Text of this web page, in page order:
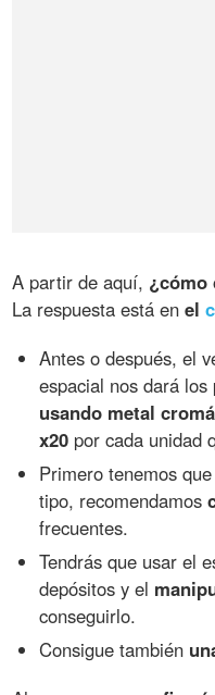
A partir de aquí, ¿cómo
La respuesta está enel
Antes o después, el
espacial nos dará
usando metal
x20 por cada unidad
Primero tenemos
tipo, recomendamos
frecuentes.
Tendrás que usar el
depósitos y el
conseguirlo.
Consigue también